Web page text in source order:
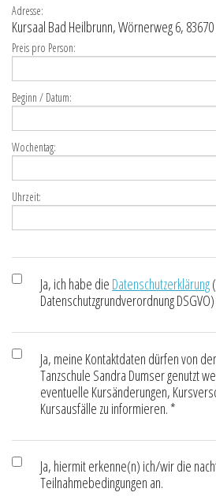
Adresse:
Kursaal Bad Heilbrunn, Wörnerweg 6,
Preis pro Person:
Beginn / Datum:
Wochentag:
Uhrzeit:
Ja, ich habe die Datenschutzerklärung
Datenschutzgrundverordnung
Ja, meine Kontaktdaten dürfen von
Tanzschule Sandra Dumser genutzt
eventuelle Kursänderungen,
Kursausfälle zu informieren. *
Ja, hiermit erkenne(n) ich/wir die
Teilnahmebedingungen an.